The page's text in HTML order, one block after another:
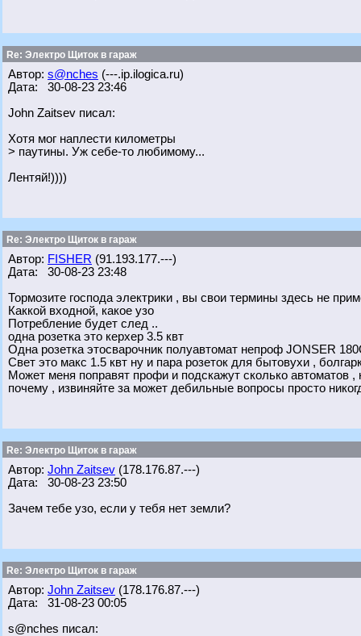
Re: Электро Щиток в гараж
Автор: s@nches (---.ip.ilogica.ru)
Дата: 30-08-23 23:46
John Zaitsev писал:
Хотя мог наплести километры
> паутины. Уж себе-то любимому...
Лентяй!))))
Re: Электро Щиток в гараж
Автор: FISHER (91.193.177.---)
Дата: 30-08-23 23:48
Тормозите господа электрики , вы свои термины здесь не
Каккой входной, какое узо
Потребление будет след ..
одна розетка это керхер 3.5 квт
Одна розетка этосварочник полуавтомат непроф JONSER
Свет это макс 1.5 квт ну и пара розеток для бытовухи ,
Может меня поправят профи и подскажут сколько автоматов
почему , извиняйте за может дебильные вопросы просто
Re: Электро Щиток в гараж
Автор: John Zaitsev (178.176.87.---)
Дата: 30-08-23 23:50
Зачем тебе узо, если у тебя нет земли?
Re: Электро Щиток в гараж
Автор: John Zaitsev (178.176.87.---)
Дата: 31-08-23 00:05
s@nches писал: